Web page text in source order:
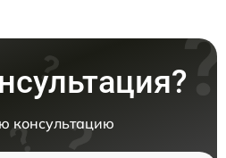
консультацию